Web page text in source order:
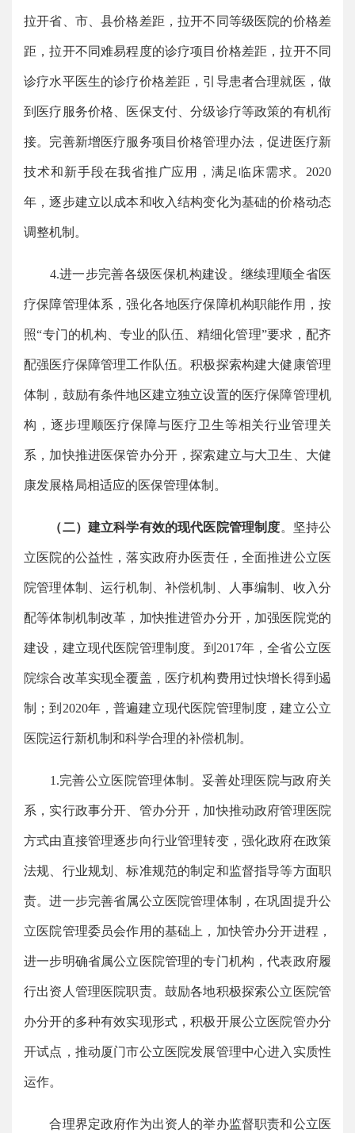
拉开省、市、县价格差距，拉开不同等级医院的价格差
距，拉开不同难易程度的诊疗项目价格差距，拉开不同
诊疗水平医生的诊疗价格差距，引导患者合理就医，做
到医疗服务价格、医保支付、分级诊疗等政策的有机衔
接。完善新增医疗服务项目价格管理办法，促进医疗新
技术和新手段在我省推广应用，满足临床需求。2020
年，逐步建立以成本和收入结构变化为基础的价格动态
调整机制。
4.进一步完善各级医保机构建设。继续理顺全省医
疗保障管理体系，强化各地医疗保障机构职能作用，按
照“专门的机构、专业的队伍、精细化管理”要求，配齐
配强医疗保障管理工作队伍。积极探索构建大健康管理
体制，鼓励有条件地区建立独立设置的医疗保障管理机
构，逐步理顺医疗保障与医疗卫生等相关行业管理关
系，加快推进医保管办分开，探索建立与大卫生、大健
康发展格局相适应的医保管理体制。
（二）建立科学有效的现代医院管理制度。坚持公
立医院的公益性，落实政府办医责任，全面推进公立医
院管理体制、运行机制、补偿机制、人事编制、收入分
配等体制机制改革，加快推进管办分开，加强医院党的
建设，建立现代医院管理制度。到2017年，全省公立医
院综合改革实现全覆盖，医疗机构费用过快增长得到遏
制；到2020年，普遍建立现代医院管理制度，建立公立
医院运行新机制和科学合理的补偿机制。
1.完善公立医院管理体制。妥善处理医院与政府关
系，实行政事分开、管办分开，加快推动政府管理医院
方式由直接管理逐步向行业管理转变，强化政府在政策
法规、行业规划、标准规范的制定和监督指导等方面职
责。进一步完善省属公立医院管理体制，在巩固提升公
立医院管理委员会作用的基础上，加快管办分开进程，
进一步明确省属公立医院管理的专门机构，代表政府履
行出资人管理医院职责。鼓励各地积极探索公立医院管
办分开的多种有效实现形式，积极开展公立医院管办分
开试点，推动厦门市公立医院发展管理中心进入实质性
运作。
合理界定政府作为出资人的举办监督职责和公立医